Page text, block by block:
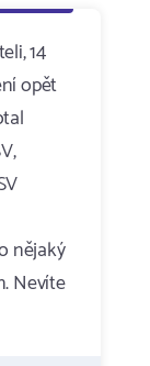
14
opět
nějaký
Nevíte